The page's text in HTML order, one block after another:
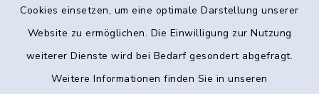
Cookies einsetzen, um eine optimale Darstellung unserer
Website zu ermöglichen. Die Einwilligung zur Nutzung
weiterer Dienste wird bei Bedarf gesondert abgefragt.
Weitere Informationen finden Sie in unseren
Kontakt
Datenschutz